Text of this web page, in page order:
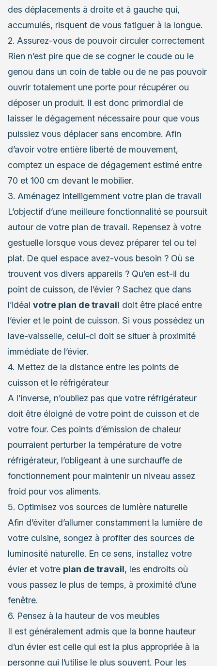
des déplacements à droite et à gauche qui,
accumulés, risquent de vous fatiguer à la longue.
2. Assurez-vous de pouvoir circuler correctement
Rien n’est pire que de se cogner le coude ou le
genou dans un coin de table ou de ne pas pouvoir
ouvrir totalement une porte pour récupérer ou
déposer un produit. Il est donc primordial de
laisser le dégagement nécessaire pour que vous
puissiez vous déplacer sans encombre. Afin
d’avoir votre entière liberté de mouvement,
comptez un espace de dégagement estimé entre
70 et 100 cm devant le mobilier.
3. Aménagez intelligemment votre plan de travail
L’objectif d’une meilleure fonctionnalité se poursuit
autour de votre plan de travail. Repensez à votre
gestuelle lorsque vous devez préparer tel ou tel
plat. De quel espace avez-vous besoin ? Où se
trouvent vos divers appareils ? Qu’en est-il du
point de cuisson, de l’évier ? Sachez que dans
l’idéal votre plan de travail doit être placé entre
l’évier et le point de cuisson. Si vous possédez un
lave-vaisselle, celui-ci doit se situer à proximité
immédiate de l’évier.
4. Mettez de la distance entre les points de
cuisson et le réfrigérateur
A l’inverse, n’oubliez pas que votre réfrigérateur
doit être éloigné de votre point de cuisson et de
votre four. Ces points d’émission de chaleur
pourraient perturber la température de votre
réfrigérateur, l’obligeant à une surchauffe de
fonctionnement pour maintenir un niveau assez
froid pour vos aliments.
5. Optimisez vos sources de lumière naturelle
Afin d’éviter d’allumer constamment la lumière de
votre cuisine, songez à profiter des sources de
luminosité naturelle. En ce sens, installez votre
évier et votre plan de travail, les endroits où
vous passez le plus de temps, à proximité d’une
fenêtre.
6. Pensez à la hauteur de vos meubles
Il est généralement admis que la bonne hauteur
d’un évier est celle qui est la plus appropriée à la
personne qui l’utilise le plus souvent. Pour les